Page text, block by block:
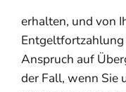
erhalten, und von
Entgeltfortzahlung
Anspruch auf
der Fall, wenn Sie